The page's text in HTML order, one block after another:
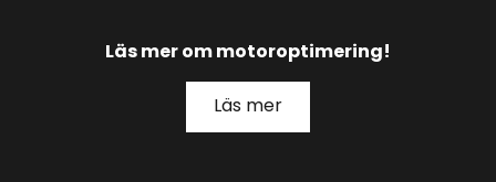
Läs mer om motoroptimering!
Läs mer